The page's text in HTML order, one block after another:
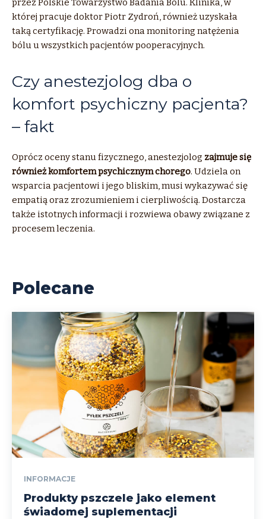
przez Polskie Towarzystwo Badania Bólu. Klinika, w
której pracuje doktor Piotr Zydroń, również uzyskała
taką certyfikację. Prowadzi ona monitoring natężenia
bólu u wszystkich pacjentów pooperacyjnych.
Czy anestezjolog dba o
komfort psychiczny pacjenta?
– fakt
Oprócz oceny stanu fizycznego, anestezjolog zajmuje się
również komfortem psychicznym chorego. Udziela on
wsparcia pacjentowi i jego bliskim, musi wykazywać się
empatią oraz zrozumieniem i cierpliwością. Dostarcza
także istotnych informacji i rozwiewa obawy związane z
procesem leczenia.
Polecane
INFORMACJE
Produkty pszczele jako element
świadomej suplementacji